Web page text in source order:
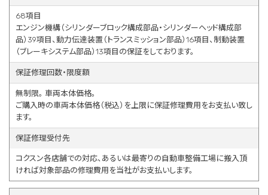
68項目
エンジン機構（シリンダーブロック構成部品・シリンダーヘッド構成部
品）39項目、動力伝達装置（トランスミッション部品）16項目、制動装置
（ブレーキシステム部品）13項目の保証をしております。
保証修理回数・限度額
無制限。 車両本体価格。
ご購入時の車両本体価格（税込）を上限に保証修理費用をお支払い致し
ます。
保証修理受付先
コクスン各店舗での対応、あるいは最寄りの自動車整備工場に搬入頂
ければ対象部品の修理費用を当社がお支払いします。